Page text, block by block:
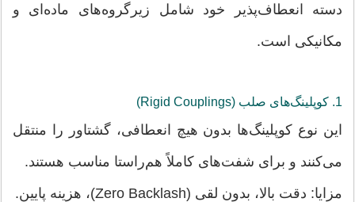
دسته انعطاف‌پذیر خود شامل زیرگروه‌های ماده‌ای و
مکانیکی است.
1. کوپلینگ‌های صلب (Rigid Couplings)
این نوع کوپلینگ‌ها بدون هیچ انعطافی، گشتاور را منتقل
می‌کنند و برای شفت‌های کاملاً هم‌راستا مناسب هستند.
مزایا: دقت بالا، بدون لقی (Zero Backlash)، هزینه پایین.